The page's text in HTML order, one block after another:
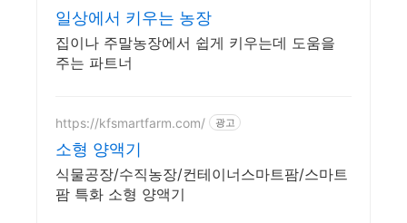
일상에서 키우는 농장
집이나 주말농장에서 쉽게 키우는데 도움을
주는 파트너
https://kfsmartfarm.com/ 광고
소형 양액기
식물공장/수직농장/컨테이너스마트팜/스마트
팜 특화 소형 양액기